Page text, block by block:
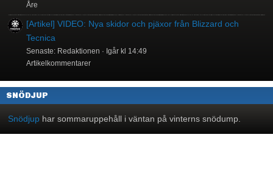
Åre
[Artikel] VIDEO: Nya skidor och pjäxor från Blizzard och
Tecnica
Senaste: Redaktionen
Igår kl 14:49
Artikelkommentarer
SNÖDJUP
Snödjup har sommaruppehåll i väntan på vinterns snödump.